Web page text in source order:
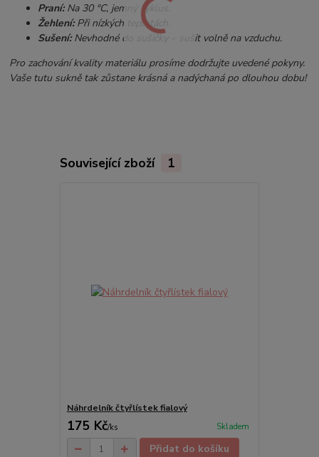
Praní:Na 30 °C, jemný cyklus.
Žehlení:Při nízkých teplotách.
Sušení:Nevhodné do sušičky – sušit volně na vzduchu.
Pro zachování kvality materiálu prosíme dodržujte uvedené pokyny.
Vaše tutu sukně tak zůstane krásná a nadýchaná po dlouhou dobu!
Související zboží 1
Náhrdelník čtyřlístek fialový
175 Kč/ks Skladem
Přidat do košíku